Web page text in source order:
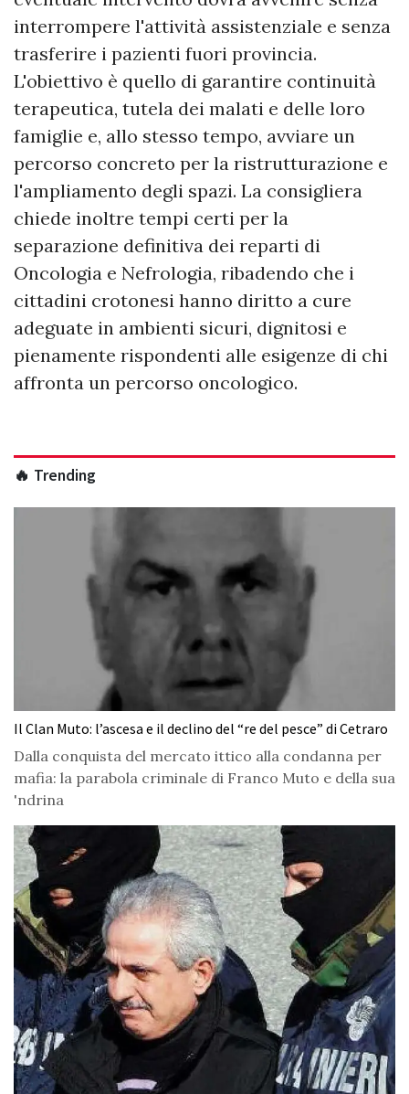
interrompere l'attività assistenziale e senza
trasferire i pazienti fuori provincia.
L'obiettivo è quello di garantire continuità
terapeutica, tutela dei malati e delle loro
famiglie e, allo stesso tempo, avviare un
percorso concreto per la ristrutturazione e
l'ampliamento degli spazi. La consigliera
chiede inoltre tempi certi per la
separazione definitiva dei reparti di
Oncologia e Nefrologia, ribadendo che i
cittadini crotonesi hanno diritto a cure
adeguate in ambienti sicuri, dignitosi e
pienamente rispondenti alle esigenze di chi
affronta un percorso oncologico.
🔥 Trending
Il Clan Muto: l’ascesa e il declino del “re del pesce” di Cetraro
Dalla conquista del mercato ittico alla condanna per
mafia: la parabola criminale di Franco Muto e della sua
'ndrina